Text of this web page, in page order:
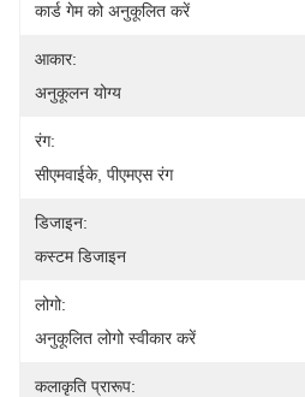
कार्ड गेम को अनुकूलित करें
आकार:
अनुकूलन योग्य
रंग:
सीएमवाईके, पीएमएस रंग
डिजाइन:
कस्टम डिजाइन
लोगो:
अनुकूलित लोगो स्वीकार करें
कलाकृति प्रारूप: